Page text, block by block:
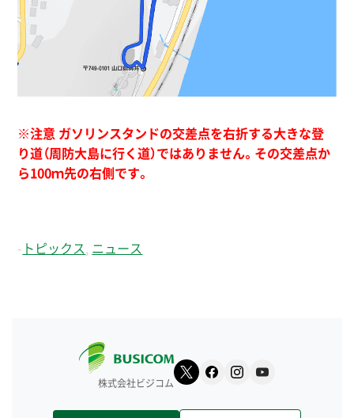
※注意 ガソリンスタンドの交差点を右折する大きな登
り道（周防大島に行く道）ではありません。その交差点か
ら100ｍ先の右側です。
- トピックス ニュース
株式会社ビジコム